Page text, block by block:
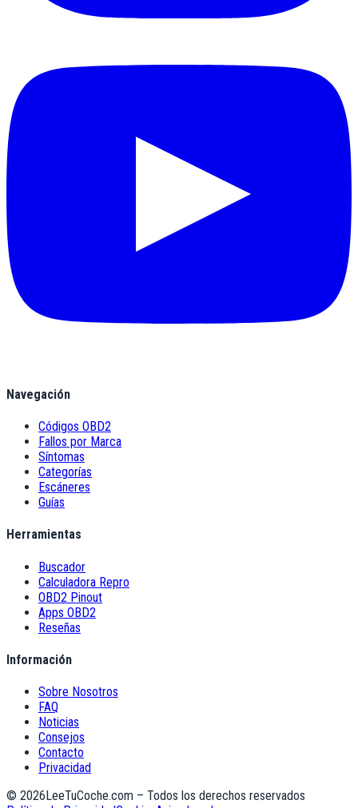
Navegación
Códigos OBD2
Fallos por Marca
Síntomas
Categorías
Escáneres
Guías
Herramientas
Buscador
Calculadora Repro
OBD2 Pinout
Apps OBD2
Reseñas
Información
Sobre Nosotros
FAQ
Noticias
Consejos
Contacto
Privacidad
© 2026 LeeTuCoche.com – Todos los derechos reservados